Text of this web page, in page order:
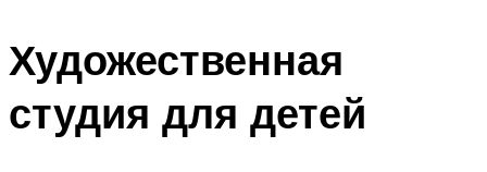
Художественная
студия для детей